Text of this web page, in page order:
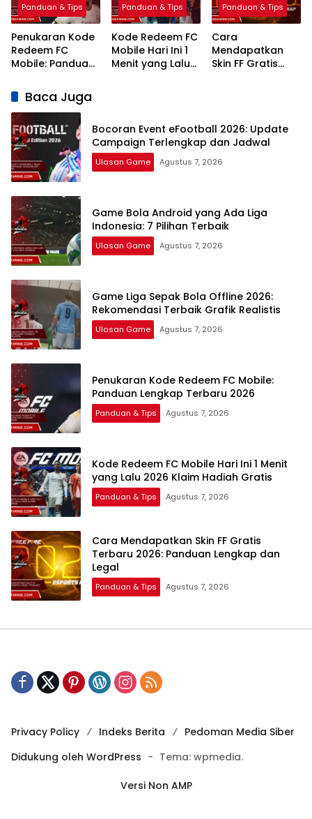
Panduan & Tips
Penukaran Kode
Redeem FC
Mobile: Panduan
2026
Panduan & Tips
Kode Redeem FC
Mobile Hari Ini 1
Menit yang Lalu
Panduan & Tips
Cara
Mendapatkan
Skin FF Gratis
Baca Juga
Bocoran Event eFootball 2026: Update
Campaign Terlengkap dan Jadwal
Ulasan Game Agustus 7, 2026
Game Bola Android yang Ada Liga
Indonesia: 7 Pilihan Terbaik
Ulasan Game Agustus 7, 2026
Game Liga Sepak Bola Offline 2026:
Rekomendasi Terbaik Grafik Realistis
Ulasan Game Agustus 7, 2026
Penukaran Kode Redeem FC Mobile:
Panduan Lengkap Terbaru 2026
Panduan & Tips Agustus 7, 2026
Kode Redeem FC Mobile Hari Ini 1 Menit
yang Lalu 2026 Klaim Hadiah Gratis
Panduan & Tips Agustus 7, 2026
Cara Mendapatkan Skin FF Gratis
Terbaru 2026: Panduan Lengkap dan
Legal
Panduan & Tips Agustus 7, 2026
Privacy Policy Indeks Berita
Pedoman Media Siber
Didukung oleh WordPress - Tema: wpmedia.
Versi Non AMP